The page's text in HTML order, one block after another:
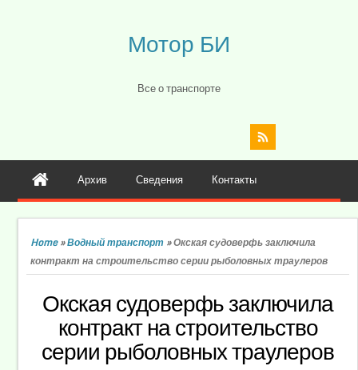
Мотор БИ
Все о транспорте
Архив Сведения Контакты
Home»Водный транспорт »Окская судоверфь заключила
контракт на строительство серии рыболовных траулеров
Окская судоверфь заключила
контракт на строительство
серии рыболовных траулеров